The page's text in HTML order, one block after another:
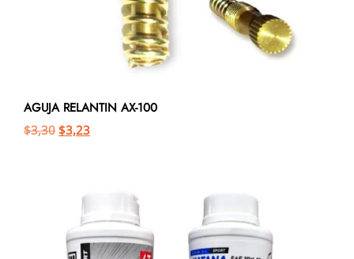
AGUJA RELANTIN AX-100
$3,30 $3,23